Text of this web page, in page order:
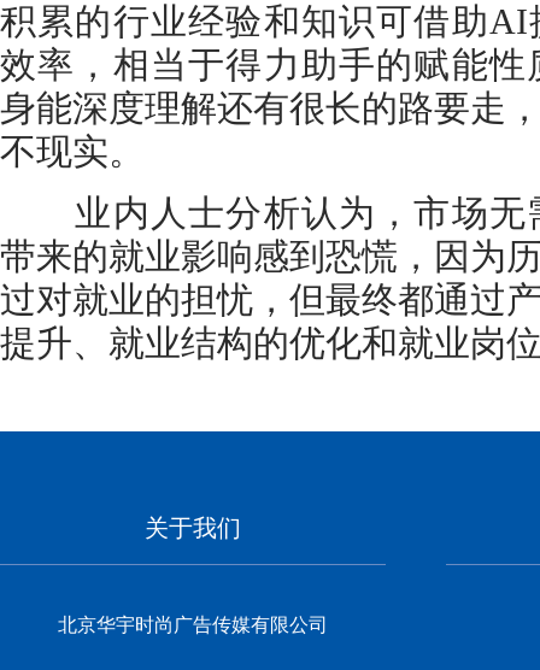
积累的行业经验和知识可借助
效率，相当于得力助手的赋能
身能深度理解还有很长的路要走
不现实。
业内人士分析认为，市场无
带来的就业影响感到恐慌，因为
过对就业的担忧，但最终都通过
提升、就业结构的优化和就业岗
关于我们
北京华宇时尚广告传媒有限公司